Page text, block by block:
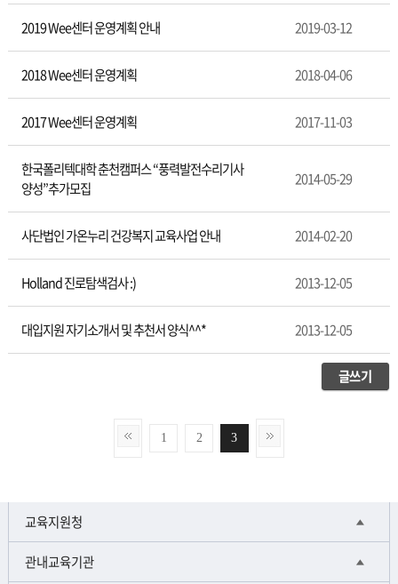
2019 Wee센터 운영계획 안내 2019-03-12
2018 Wee센터 운영계획 2018-04-06
2017 Wee센터 운영계획 2017-11-03
한국폴리텍대학 춘천캠퍼스 “풍력발전수리기사
양성”추가모집
2014-05-29
사단법인 가온누리 건강복지 교육사업 안내 2014-02-20
Holland 진로탐색검사 :) 2013-12-05
대입지원 자기소개서 및 추천서 양식^^* 2013-12-05
글쓰기
1 2 3
교육지원청
관내교육기관